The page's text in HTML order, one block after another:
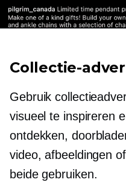
Collectie-
Gebruik
visueel te inspireren
ontdekken,
video, afbeeldingen
beide gebruiken.